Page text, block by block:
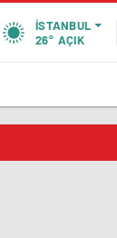
İSTANBUL
26° AÇIK